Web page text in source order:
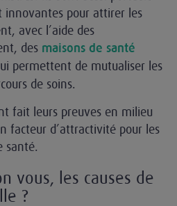
innovantes pour attirer les
avec l’aide des
des maisons de santé
permettent de mutualiser les
de soins.
fait leurs preuves en milieu
facteur d’attractivité pour les
santé.
vous, les causes de
?